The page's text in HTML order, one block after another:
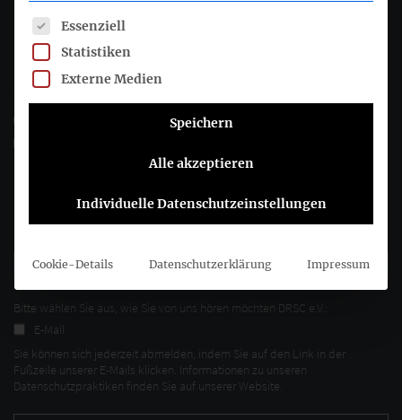
Joachimsthaler Str. 34
10719 Berlin
+49 (0)30 20 64 12 - 15
Bitte wählen Sie aus, wie Sie von uns hören möchten DRSC e.V.:
E-Mail
Sie können sich jederzeit abmelden, indem Sie auf den Link in der
Fußzeile unserer E-Mails klicken. Informationen zu unseren
Datenschutzpraktiken finden Sie auf unserer Website.
Es folgt eine Liste der Service-Gruppen, für die eine
Essenziell
Statistiken
Externe Medien
Speichern
Alle akzeptieren
Individuelle Datenschutzeinstellungen
Cookie-Details Datenschutzerklärung Impressum